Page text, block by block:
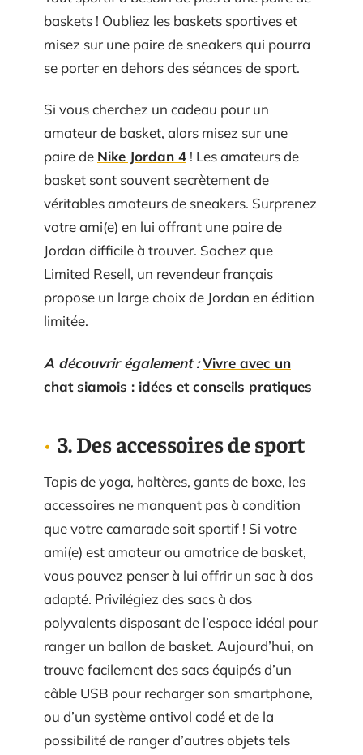
baskets ! Oubliez les baskets sportives et
misez sur une paire de sneakers qui pourra
se porter en dehors des séances de sport.
Si vous cherchez un cadeau pour un
amateur de basket, alors misez sur une
paire de Nike Jordan 4 ! Les amateurs de
basket sont souvent secrètement de
véritables amateurs de sneakers. Surprenez
votre ami(e) en lui offrant une paire de
Jordan difficile à trouver. Sachez que
Limited Resell, un revendeur français
propose un large choix de Jordan en édition
limitée.
A découvrir également :Vivre avec un
chat siamois : idées et conseils pratiques
3. Des accessoires de sport
Tapis de yoga, haltères, gants de boxe, les
accessoires ne manquent pas à condition
que votre camarade soit sportif ! Si votre
ami(e) est amateur ou amatrice de basket,
vous pouvez penser à lui offrir un sac à dos
adapté. Privilégiez des sacs à dos
polyvalents disposant de l’espace idéal pour
ranger un ballon de basket. Aujourd’hui, on
trouve facilement des sacs équipés d’un
câble USB pour recharger son smartphone,
ou d’un système antivol codé et de la
possibilité de ranger d’autres objets tels